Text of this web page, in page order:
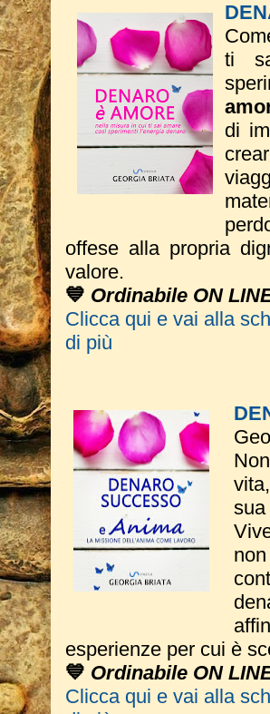
ti
di
offese alla propria
valore.
💙 Ordinabile ON
Clicca qui e vai alla
di più
esperienze per cui è
💙 Ordinabile ON
Clicca qui e vai alla